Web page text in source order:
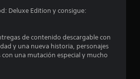
r
e
Deluxe Edition y consigue:
de contenido descargable con
y una nueva historia, personajes
una mutación especial y mucho